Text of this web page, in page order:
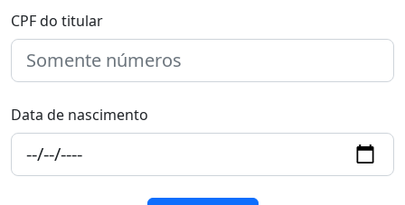
CPF do titular
Data de nascimento